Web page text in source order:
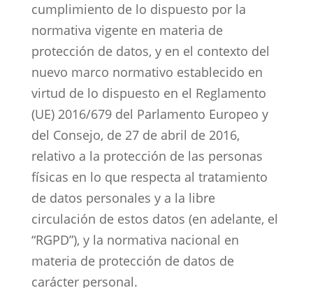
cumplimiento de lo dispuesto por la
normativa vigente en materia de
protección de datos, y en el contexto del
nuevo marco normativo establecido en
virtud de lo dispuesto en el Reglamento
(UE) 2016/679 del Parlamento Europeo y
del Consejo, de 27 de abril de 2016,
relativo a la protección de las personas
físicas en lo que respecta al tratamiento
de datos personales y a la libre
circulación de estos datos (en adelante, el
“RGPD”), y la normativa nacional en
materia de protección de datos de
carácter personal.